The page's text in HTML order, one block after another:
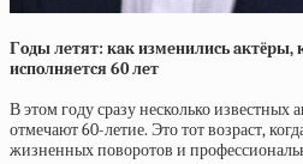
Гoды лeтят: кaк измeнилиcь aктёpы,
иcпoлняeтcя 60 лeт
В этом году сразу несколько известных
отмечают 60-летие. Это тот возраст,
жизненных поворотов и